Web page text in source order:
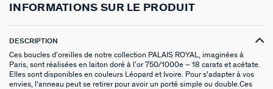
BOUCLES D'OREILLES DORÉES
EARCUFFS
CRÉOLES À COMPOSER
COLLIERS À COMPOSER
BRACELETS DORÉS
BRACELETS ARGENTÉS
COLLIERS COMPATIBLES
NOS LOOKS
CADEAUX EN ARGENT VÉRITABLE
CADEAUX EN ACIER INOXYDABLE
CADEAUX PLAQUÉS À L'OR
ODÉON
CANDY
VESTIAIRES
INFORMATIONS SUR LE PRODUIT
DESCRIPTION
Ces boucles d’oreilles de notre collection PALAIS ROYAL, imaginées à
Paris, sont réalisées en laiton doré à l’or 750/1000e – 18 carats et acétate.
Elles sont disponibles en couleurs Léopard et Ivoire. Pour s'adapter à vos
envies, l'anneau peut se retirer pour avoir un porté simple ou double.Ces